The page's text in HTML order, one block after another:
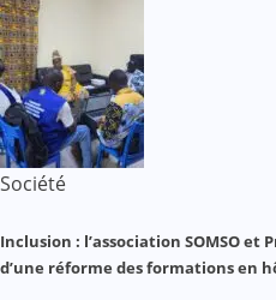
Société
Inclusion : l’association SOMSO
d’une réforme des formations en